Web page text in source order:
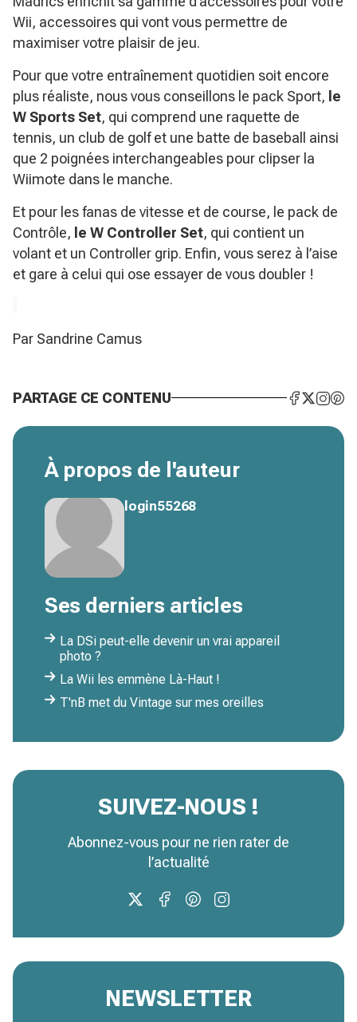
Wii, accessoires qui vont vous permettre de
maximiser votre plaisir de jeu.
Pour que votre entraînement quotidien soit encore
plus réaliste, nous vous conseillons le pack Sport, le
W Sports Set, qui comprend une raquette de
tennis, un club de golf et une batte de baseball ainsi
que 2 poignées interchangeables pour clipser la
Wiimote dans le manche.
Et pour les fanas de vitesse et de course, le pack de
Contrôle, le W Controller Set, qui contient un
volant et un Controller grip. Enfin, vous serez à l’aise
et gare à celui qui ose essayer de vous doubler !
Par Sandrine Camus
PARTAGE CE CONTENU
À propos de l'auteur
login55268
Ses derniers articles
La DSi peut-elle devenir un vrai appareil
photo ?
La Wii les emmène Là-Haut !
T'nB met du Vintage sur mes oreilles
SUIVEZ-NOUS !
Abonnez-vous pour ne rien rater de
l’actualité
NEWSLETTER